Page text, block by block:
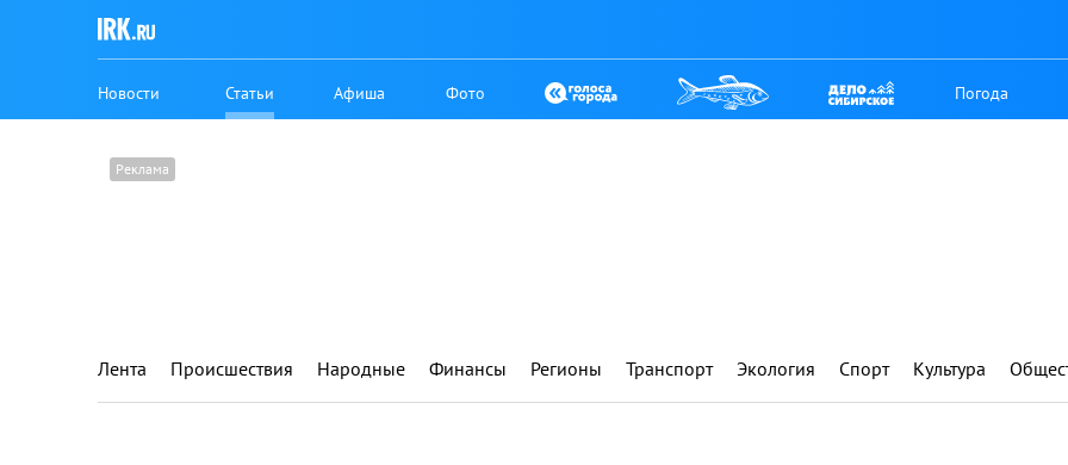
Новости Статьи Афиша Фото Погода
Лента Происшествия Народные Финансы Регионы Транспорт Экология Спорт Культура